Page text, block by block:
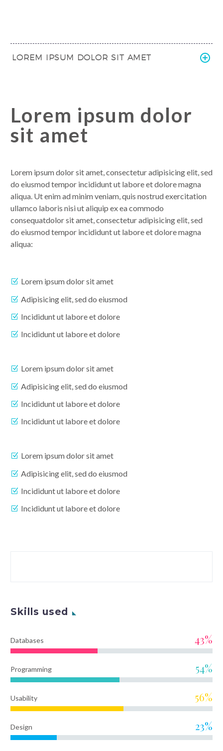
LOREM IPSUM DOLOR SIT AMET
Lorem ipsum dolor
sit amet
Lorem ipsum dolor sit amet, consectetur adipisicing elit, sed
do eiusmod tempor incididunt ut labore et dolore magna
aliqua. Ut enim ad minim veniam, quis nostrud exercitation
ullamco laboris nisi ut aliquip ex ea commodo
consequatdolor sit amet, consectetur adipisicing elit, sed
do eiusmod tempor incididunt ut labore et dolore magna
aliqua:
Lorem ipsum dolor sit amet
Adipisicing elit, sed do eiusmod
Incididunt ut labore et dolore
Incididunt ut labore et dolore
Lorem ipsum dolor sit amet
Adipisicing elit, sed do eiusmod
Incididunt ut labore et dolore
Incididunt ut labore et dolore
Lorem ipsum dolor sit amet
Adipisicing elit, sed do eiusmod
Incididunt ut labore et dolore
Incididunt ut labore et dolore
Skills used
Databases 43%
Programming 54%
Usability 56%
Design 23%